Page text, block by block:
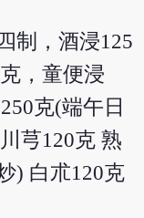
制，酒浸125
，童便浸
克(端午日
芎120克 熟
) 白朮120克